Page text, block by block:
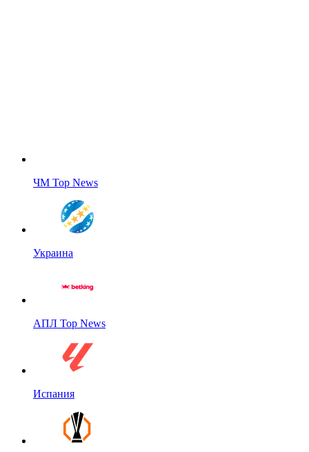
ЧМ Top News
Украина
АПЛ Top News
Испания